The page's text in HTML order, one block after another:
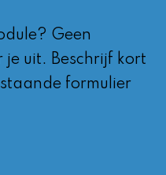
Geen
uit. Beschrijf kort
formulier